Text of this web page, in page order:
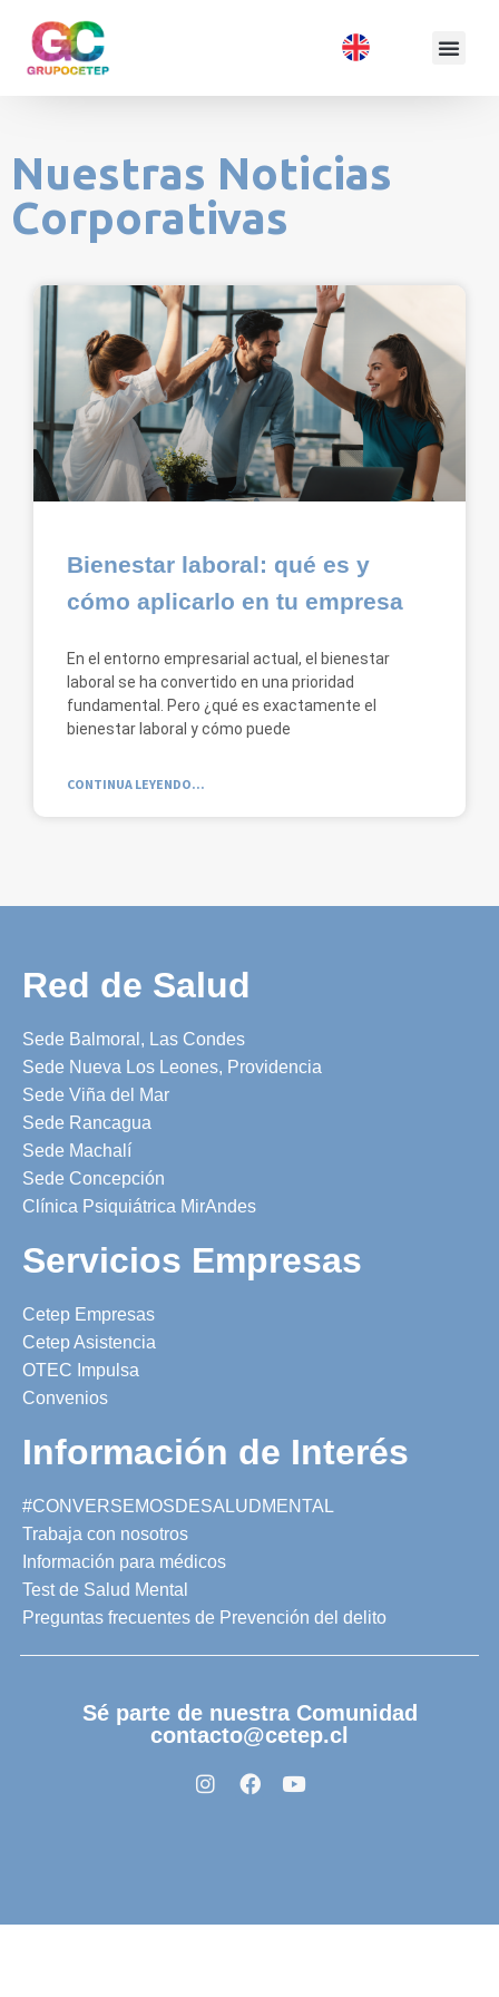
Nuestras Noticias
Corporativas
Bienestar laboral: qué es y
cómo aplicarlo en tu empresa
En el entorno empresarial actual, el bienestar
laboral se ha convertido en una prioridad
fundamental. Pero ¿qué es exactamente el
bienestar laboral y cómo puede
CONTINUA LEYENDO...
Red de Salud
Sede Balmoral, Las Condes
Sede Nueva Los Leones, Providencia
Sede Viña del Mar
Sede Rancagua
Sede Machalí
Sede Concepción
Clínica Psiquiátrica MirAndes
Servicios Empresas
Cetep Empresas
Cetep Asistencia
OTEC Impulsa
Convenios
Información de Interés
#CONVERSEMOSDESALUDMENTAL
Trabaja con nosotros
Información para médicos
Test de Salud Mental
Preguntas frecuentes de Prevención del delito
Sé parte de nuestra Comunidad
contacto@cetep.cl